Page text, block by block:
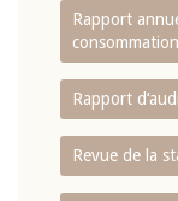
Rapport
Rapport
Revue de la